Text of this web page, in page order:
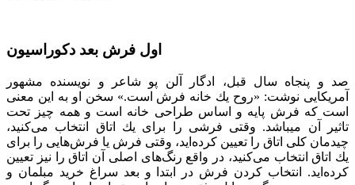
اول فرش بعد دکوراسیون
صد و پنجاه سال قبل، ادگار آلن پو شاعر و نویسنده مشهور
آمریکایی نوشت: «روح یك خانه فرش است.» سخن او به این معنی
است كه فرش پایه و اساس طراحی خانه است و همه چیز تحت
تاثیر آن می­باشد. وقتی فرشی را برای یك اتاق انتخاب می‌كنید،
چیدمان كلی اتاق را تعیین كرده‌اید، وقتی فرش یا فرش‌هایی را برای
یك اتاق انتخاب می‌كنید، در واقع رنگ‌های اصلی آن اتاق را نیز تعیین
كرده‌اید. انتخاب کردن فرش در ابتدا و بعد سراغ خرید مبلمان و